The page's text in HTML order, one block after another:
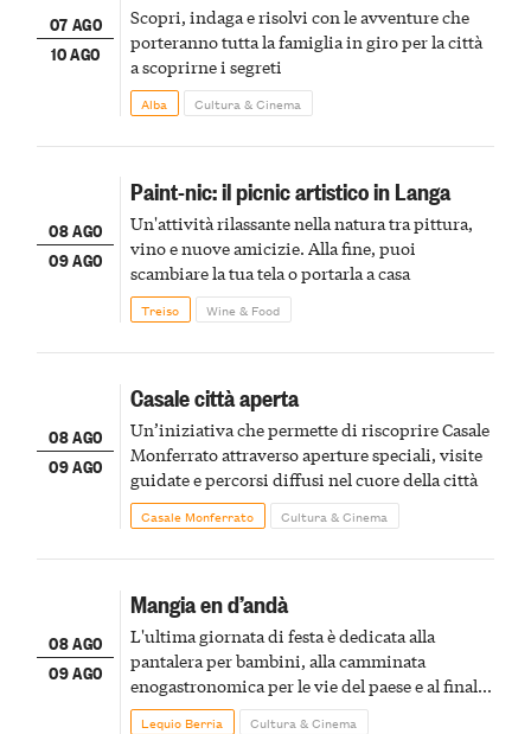
07 AGO
10 AGO
Scopri, indaga e risolvi con le avventure che
porteranno tutta la famiglia in giro per la città
a scoprirne i segreti
Alba Cultura & Cinema
08 AGO
09 AGO
Paint-nic: il picnic artistico in Langa
Un'attività rilassante nella natura tra pittura,
vino e nuove amicizie. Alla fine, puoi
scambiare la tua tela o portarla a casa
Treiso Wine & Food
08 AGO
09 AGO
Casale città aperta
Un’iniziativa che permette di riscoprire Casale
Monferrato attraverso aperture speciali, visite
guidate e percorsi diffusi nel cuore della città
Casale Monferrato Cultura & Cinema
08 AGO
09 AGO
Mangia en d’andà
L'ultima giornata di festa è dedicata alla
pantalera per bambini, alla camminata
enogastronomica per le vie del paese e al finale
pirotecnico
Lequio Berria Cultura & Cinema